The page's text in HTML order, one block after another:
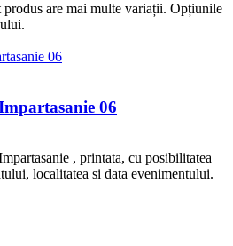
produs are mai multe variații. Opțiunile
06
, printata, cu posibilitatea
localitatea si data evenimentului.